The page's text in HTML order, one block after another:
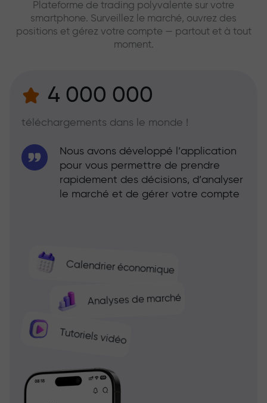
Plateforme de trading polyvalente sur votre
smartphone. Surveillez le marché, ouvrez des
positions et gérez votre compte — partout et à tout
moment.
4 000 000
téléchargements dans le monde !
Calendrier économique
Analyses de marché
Tutoriels vidéo
Nous avons développé l’application
pour vous permettre de prendre
rapidement des décisions, d’analyser
le marché et de gérer votre compte